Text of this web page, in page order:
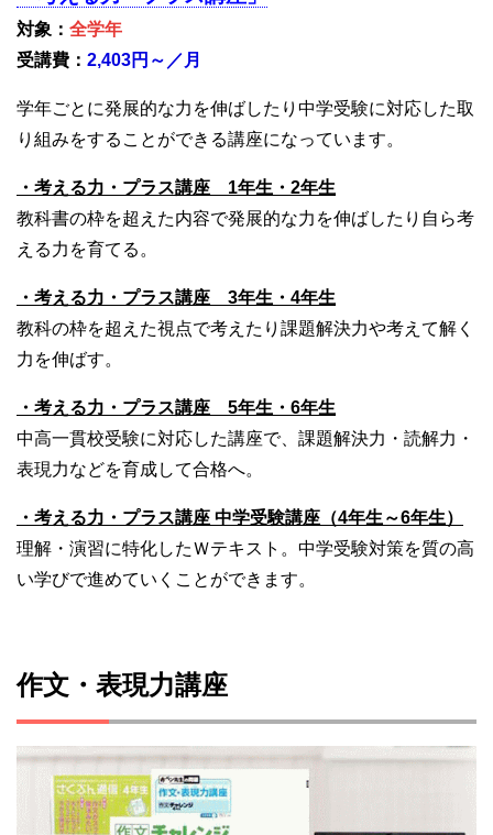
対象： 全学年
受講費： 2,403円～／月
学年ごとに発展的な力を伸ばしたり中学受験に対応した取
り組みをすることができる講座になっています。
・考える力・プラス講座 1年生・2年生
教科書の枠を超えた内容で発展的な力を伸ばしたり自ら考
える力を育てる。
・考える力・プラス講座 3年生・4年生
教科の枠を超えた視点で考えたり課題解決力や考えて解く
力を伸ばす。
・考える力・プラス講座 5年生・6年生
中高一貫校受験に対応した講座で、課題解決力・読解力・
表現力などを育成して合格へ。
・考える力・プラス講座 中学受験講座（4年生～6年生）
理解・演習に特化したＷテキスト。中学受験対策を質の高
い学びで進めていくことができます。
作文・表現力講座